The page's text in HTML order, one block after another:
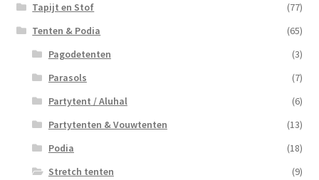
Tapijt en Stof
(77)
Tenten & Podia
(65)
Pagodetenten
(3)
Parasols
(7)
Partytent / Aluhal
(6)
Partytenten & Vouwtenten
(13)
Podia
(18)
Stretch tenten
(9)